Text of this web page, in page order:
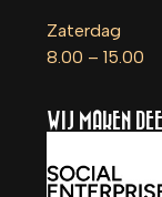
Zaterdag
8.00 – 15.00
WIJ MAKEN